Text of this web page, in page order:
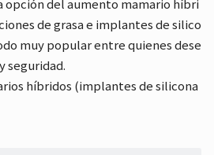
opción del aumento mamario híbri
de grasa e implantes de silico
muy popular entre quienes dese
seguridad.
híbridos (implantes de silicona